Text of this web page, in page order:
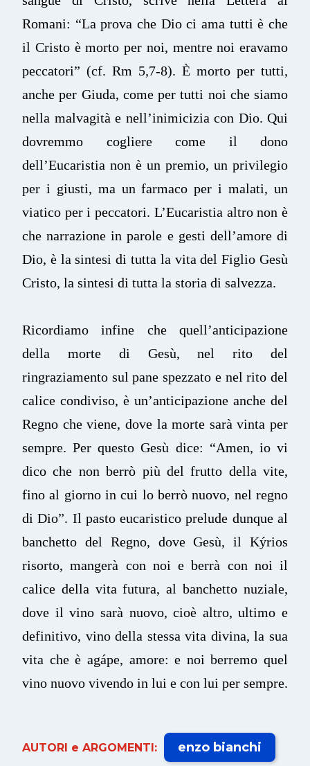
Romani: “La prova che Dio ci ama tutti è che
il Cristo è morto per noi, mentre noi eravamo
peccatori” (cf. Rm 5,7-8). È morto per tutti,
anche per Giuda, come per tutti noi che siamo
nella malvagità e nell’inimicizia con Dio. Qui
dovremmo cogliere come il dono
dell’Eucaristia non è un premio, un privilegio
per i giusti, ma un farmaco per i malati, un
viatico per i peccatori. L’Eucaristia altro non è
che narrazione in parole e gesti dell’amore di
Dio, è la sintesi di tutta la vita del Figlio Gesù
Cristo, la sintesi di tutta la storia di salvezza.
Ricordiamo infine che quell’anticipazione
della morte di Gesù, nel rito del
ringraziamento sul pane spezzato e nel rito del
calice condiviso, è un’anticipazione anche del
Regno che viene, dove la morte sarà vinta per
sempre. Per questo Gesù dice: “Amen, io vi
dico che non berrò più del frutto della vite,
fino al giorno in cui lo berrò nuovo, nel regno
di Dio”. Il pasto eucaristico prelude dunque al
banchetto del Regno, dove Gesù, il Kýrios
risorto, mangerà con noi e berrà con noi il
calice della vita futura, al banchetto nuziale,
dove il vino sarà nuovo, cioè altro, ultimo e
definitivo, vino della stessa vita divina, la sua
vita che è agápe, amore: e noi berremo quel
vino nuovo vivendo in lui e con lui per sempre.
AUTORI e ARGOMENTI: enzo bianchi